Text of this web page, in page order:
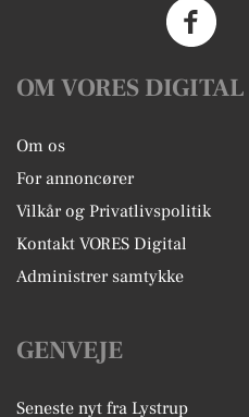
OM VORES DIGITAL
Om os
For annoncører
Vilkår og Privatlivspolitik
Kontakt VORES Digital
Administrer samtykke
GENVEJE
Seneste nyt fra Lystrup